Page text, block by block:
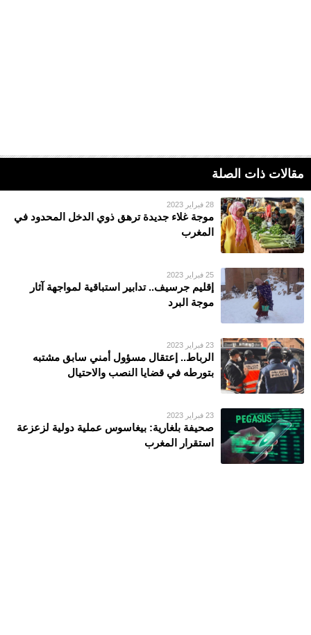
مقالات ذات الصلة
28 فبراير 2023
موجة غلاء جديدة ترهق ذوي الدخل المحدود في
المغرب
25 فبراير 2023
إقليم جرسيف.. تدابير استباقية لمواجهة آثار
موجة البرد
23 فبراير 2023
الرباط.. إعتقال مسؤول أمني سابق مشتبه
بتورطه في قضايا النصب والاحتيال
23 فبراير 2023
صحيفة بلغارية: بيغاسوس عملية دولية لزعزعة
استقرار المغرب